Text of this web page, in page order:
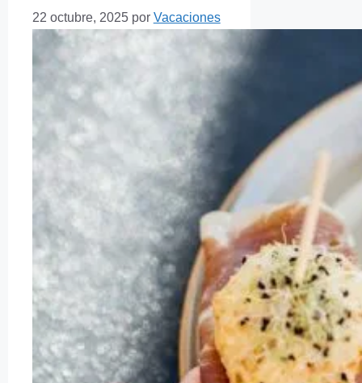
22 octubre, 2025 por Vacaciones